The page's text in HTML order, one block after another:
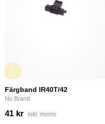
Färgband IR40T/42
No Brand
41 kr inkl. moms